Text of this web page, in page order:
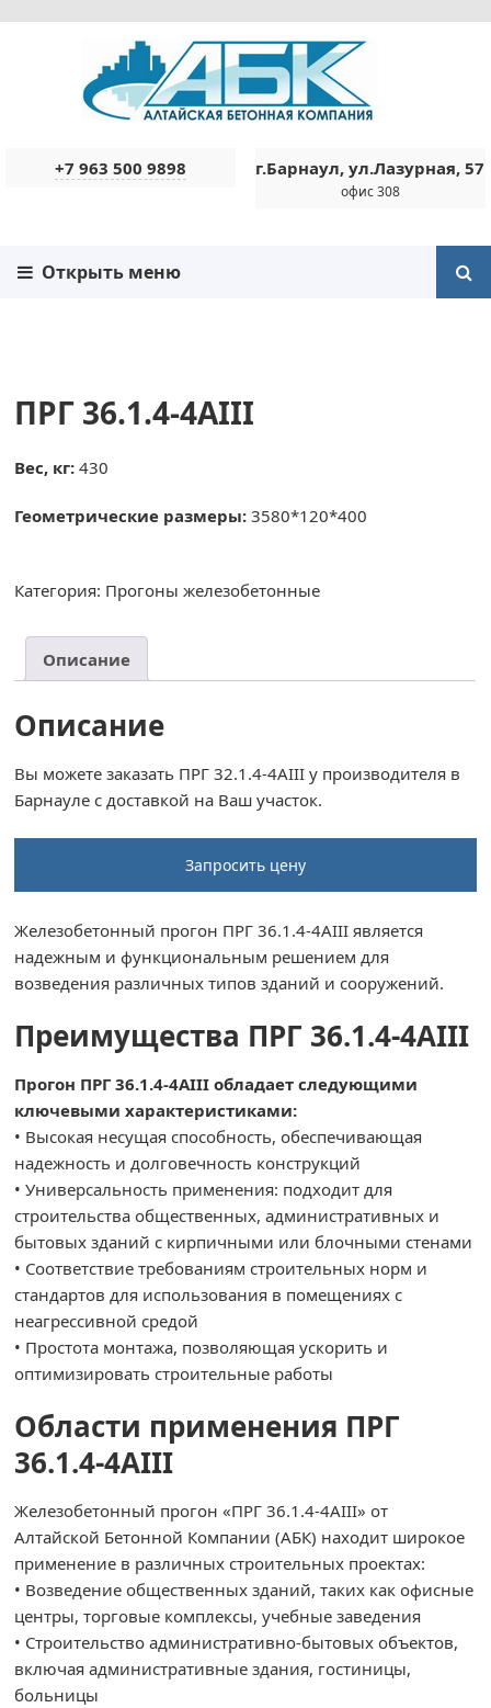
+7 963 500 9898 г.Барнаул, ул.Лазурная, 57
офис 308
Открыть меню
ПРГ 36.1.4-4AIII
Вес, кг:430
Геометрические размеры: 3580*120*400
Категория: Прогоны железобетонные
Описание
Описание
Вы можете заказать ПРГ 32.1.4-4AIII у производителя в
Барнауле с доставкой на Ваш участок.
Запросить цену
Железобетонный прогон ПРГ 36.1.4-4AIII является
надежным и функциональным решением для
возведения различных типов зданий и сооружений.
Преимущества ПРГ 36.1.4-4AIII
Прогон ПРГ 36.1.4-4AIII обладает следующими
ключевыми характеристиками:
• Высокая несущая способность, обеспечивающая
надежность и долговечность конструкций
• Универсальность применения: подходит для
строительства общественных, административных и
бытовых зданий с кирпичными или блочными стенами
• Соответствие требованиям строительных норм и
стандартов для использования в помещениях с
неагрессивной средой
• Простота монтажа, позволяющая ускорить и
оптимизировать строительные работы
Области применения ПРГ
36.1.4-4AIII
Железобетонный прогон «ПРГ 36.1.4-4AIII» от
Алтайской Бетонной Компании (АБК) находит широкое
применение в различных строительных проектах:
• Возведение общественных зданий, таких как офисные
центры, торговые комплексы, учебные заведения
• Строительство административно-бытовых объектов,
включая административные здания, гостиницы,
больницы